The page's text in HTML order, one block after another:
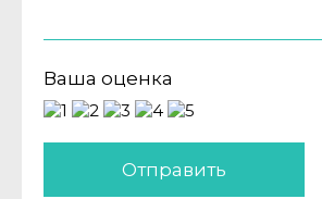
Ваша оценка
Отправить